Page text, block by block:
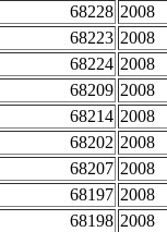
68228 2008
68223 2008
68224 2008
68209 2008
68214 2008
68202 2008
68207 2008
68197 2008
68198 2008